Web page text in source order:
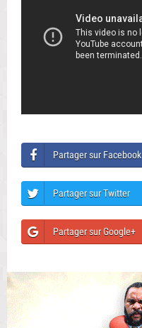
Partager sur Facebook
Partager sur Twitter
Partager sur Google+